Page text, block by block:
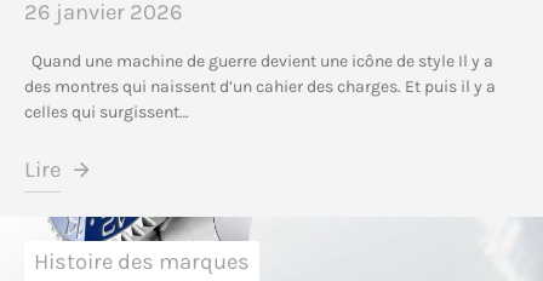
26 janvier 2026
Quand une machine de guerre devient une icône de style Il y a
des montres qui naissent d’un cahier des charges. Et puis il y a
celles qui surgissent…
Lire
Histoire des marques